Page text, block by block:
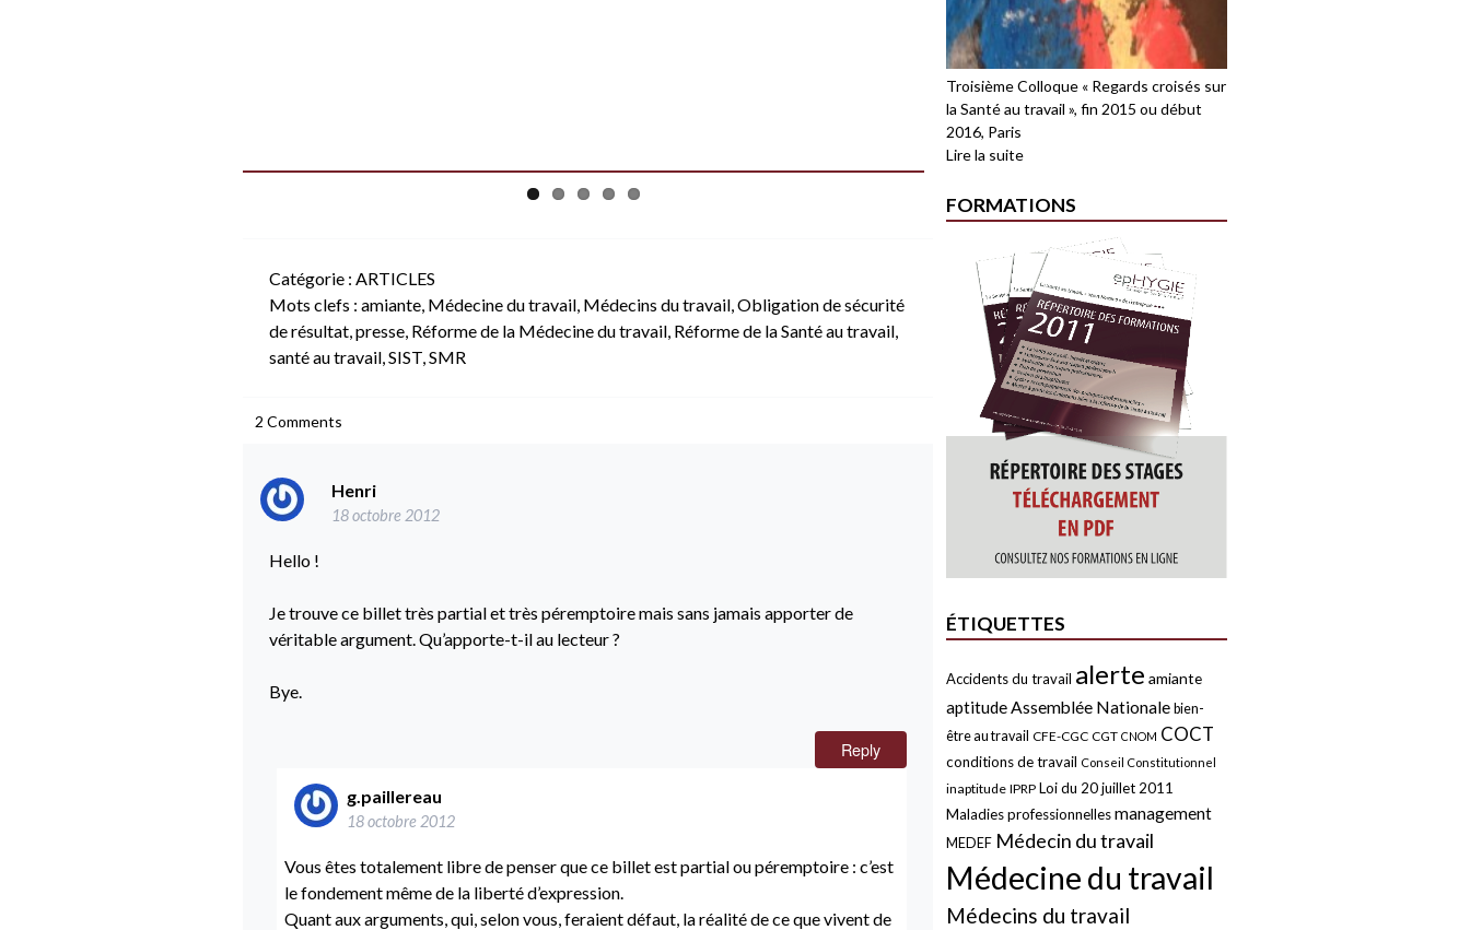
Catégorie : ARTICLES
Mots clefs : amiante, Médecine du travail, Médecins du travail,Obligation de sécurité
de résultat,presse, Réforme de la Médecine du travail, Réforme de la Santé au travail,
santé au travail,SIST,SMR
2 Comments
Henri
18 octobre 2012
Hello !
Je trouve ce billet très partial et très péremptoire mais sans jamais apporter de
véritable argument. Qu’apporte-t-il au lecteur ?
Bye.
Reply
g.paillereau
18 octobre 2012
Vous êtes totalement libre de penser que ce billet est partial ou péremptoire : c’est
le fondement même de la liberté d’expression.
Quant aux arguments, qui, selon vous, feraient défaut, la réalité de ce que vivent de
Troisième Colloque « Regards croisés sur
la Santé au travail », fin 2015 ou début
2016, Paris
Lire la suite
FORMATIONS
ÉTIQUETTES
Accidents du travail alerte amiante
aptitudeAssemblée Nationale bien-
être au travail CFE-CGC CGT CNOM COCT
conditions de travail Conseil Constitutionnel
inaptitude IPRP Loi du 20 juillet 2011
Maladies professionnellesmanagement
MEDEF Médecin du travail
Médecine du travail
Médecins du travail